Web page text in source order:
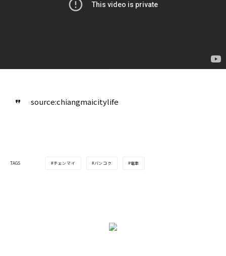
source:chiangmaicitylife
TAGS チェンマイ バンコク 電車